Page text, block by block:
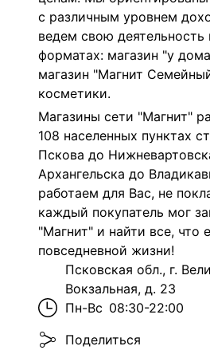
с различным уровнем
ведем свою деятельность
форматах: магазин "у
магазин "Магнит
косметики.
Магазины сети "Магнит"
108 населенных пунктах
Пскова до
Архангельска до
работаем для Вас, не
каждый покупатель мог
"Магнит" и найти все, что
повседневной жизни!
Псковская обл., г.
Вокзальная, д. 23
Пн-Вс 08:30-22:00
Поделиться